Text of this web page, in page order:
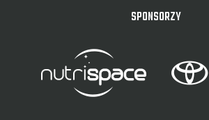
SPONSORZY